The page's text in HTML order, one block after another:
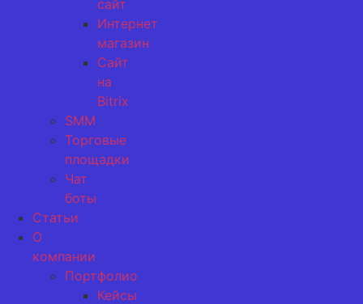
сайт
Интернет
магазин
Сайт
на
Bitrix
SMM
Торговые
площадки
Чат
боты
Статьи
О
компании
Портфолио
Кейсы